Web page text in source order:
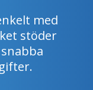
med
stöder